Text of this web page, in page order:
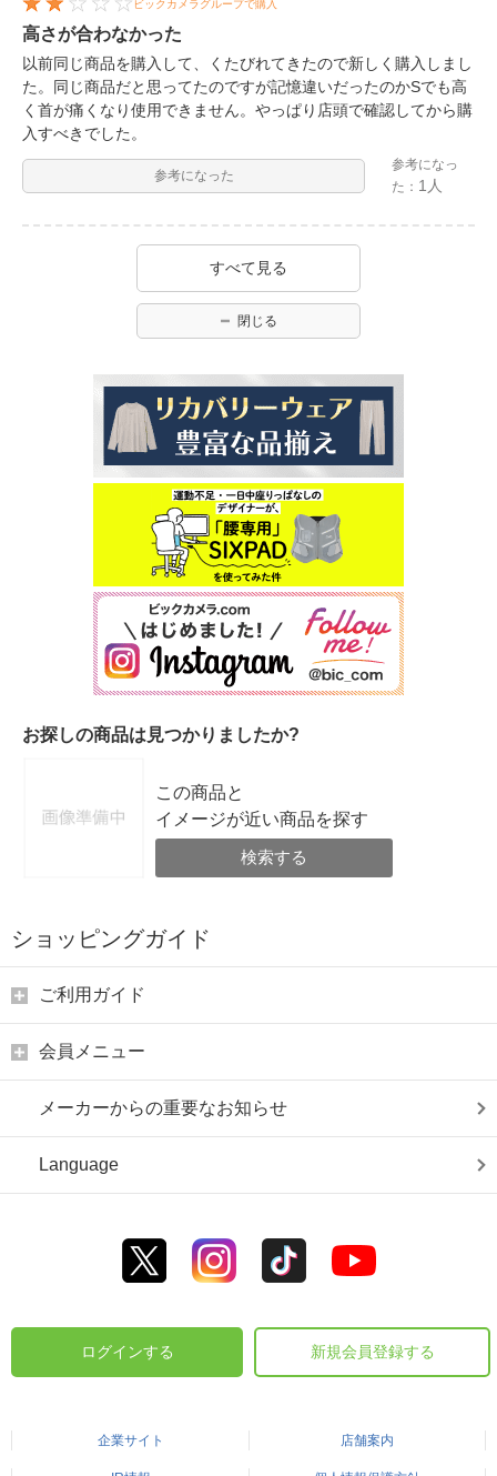
ビックカメラグループで購入
高さが合わなかった
以前同じ商品を購入して、くたびれてきたので新しく購入しまし
た。同じ商品だと思ってたのですが記憶違いだったのかSでも高
く首が痛くなり使用できません。やっぱり店頭で確認してから購
入すべきでした。
参考になった
参考になっ
た： 1人
すべて見る
閉じる
お探しの商品は見つかりましたか?
この商品と
イメージが近い商品を探す
検索する
ショッピングガイド
ご利用ガイド
会員メニュー
メーカーからの重要なお知らせ
Language
ログインする 新規会員登録する
企業サイト 店舗案内